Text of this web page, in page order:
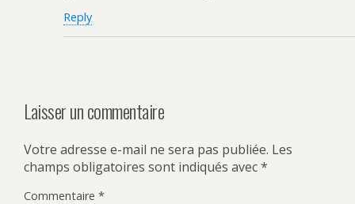
Reply
Laisser un commentaire
Votre adresse e-mail ne sera pas publiée. Les
champs obligatoires sont indiqués avec*
Commentaire *